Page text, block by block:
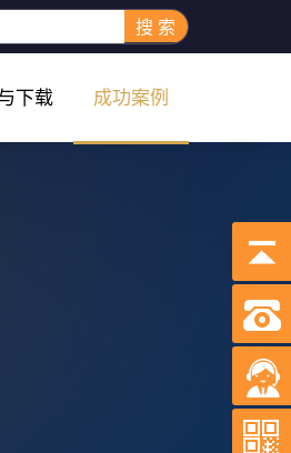
搜 索
下载 成功案例